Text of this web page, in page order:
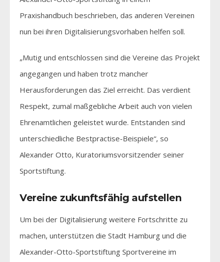
Praxishandbuch beschrieben, das anderen Vereinen
nun bei ihren Digitalisierungsvorhaben helfen soll.
„Mutig und entschlossen sind die Vereine das Projekt
angegangen und haben trotz mancher
Herausforderungen das Ziel erreicht. Das verdient
Respekt, zumal maßgebliche Arbeit auch von vielen
Ehrenamtlichen geleistet wurde. Entstanden sind
unterschiedliche Bestpractise-Beispiele“, so
Alexander Otto, Kuratoriumsvorsitzender seiner
Sportstiftung.
Vereine zukunftsfähig aufstellen
Um bei der Digitalisierung weitere Fortschritte zu
machen, unterstützen die Stadt Hamburg und die
Alexander-Otto-Sportstiftung Sportvereine im